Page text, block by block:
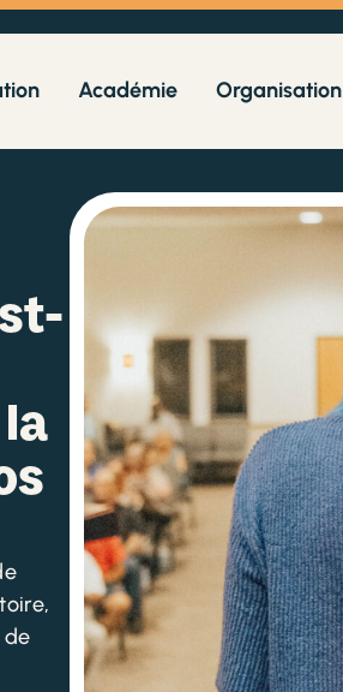
Académie Organisation
de